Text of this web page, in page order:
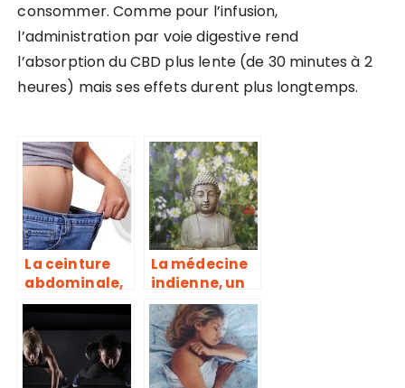
consommer. Comme pour l’infusion,
l’administration par voie digestive rend
l’absorption du CBD plus lente (de 30 minutes à 2
heures) mais ses effets durent plus longtemps.
La ceinture
abdominale,
pour
formes
disgracieuses
La médecine
indienne, un
vrai creuset
de guérison